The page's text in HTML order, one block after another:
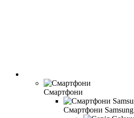
Смартфони
Смартфони Samsung